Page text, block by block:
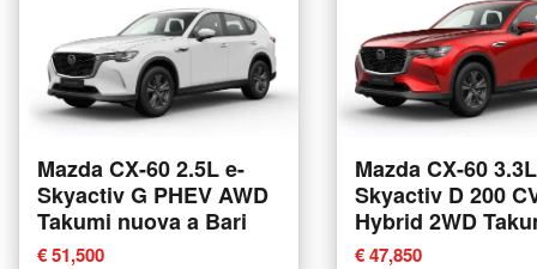
Mazda CX-60 2.5L e-
Skyactiv G PHEV AWD
Takumi nuova a Bari
€ 51,500
Mazda CX-60
Skyactiv D 200
Hybrid 2WD
nuova a Bari
€ 47,850